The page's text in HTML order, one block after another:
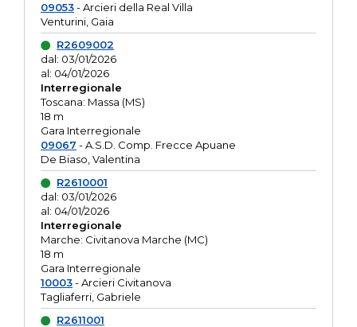
09053- Arcieri della Real Villa
Venturini, Gaia
R2609002
dal: 03/01/2026
al: 04/01/2026
Interregionale
Toscana: Massa (MS)
18 m
Gara Interregionale
09067 - A.S.D. Comp. Frecce Apuane
De Biaso, Valentina
R2610001
dal: 03/01/2026
al: 04/01/2026
Interregionale
Marche: Civitanova Marche (MC)
18 m
Gara Interregionale
10003- Arcieri Civitanova
Tagliaferri, Gabriele
R2611001